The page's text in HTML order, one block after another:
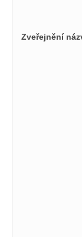
Zveřejnění